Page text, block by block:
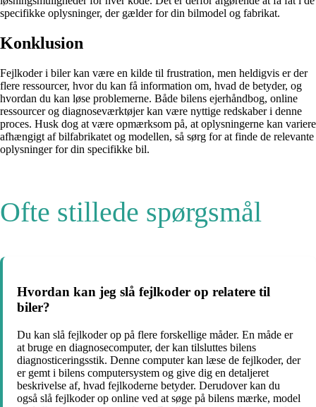
specifikke oplysninger, der gælder for din bilmodel og fabrikat.
Konklusion
Fejlkoder i biler kan være en kilde til frustration, men heldigvis er der
flere ressourcer, hvor du kan få information om, hvad de betyder, og
hvordan du kan løse problemerne. Både bilens ejerhåndbog, online
ressourcer og diagnoseværktøjer kan være nyttige redskaber i denne
proces. Husk dog at være opmærksom på, at oplysningerne kan variere
afhængigt af bilfabrikatet og modellen, så sørg for at finde de relevante
oplysninger for din specifikke bil.
Ofte stillede spørgsmål
Hvordan kan jeg slå fejlkoder op relatere til
biler?
Du kan slå fejlkoder op på flere forskellige måder. En måde er
at bruge en diagnosecomputer, der kan tilsluttes bilens
diagnosticeringsstik. Denne computer kan læse de fejlkoder, der
er gemt i bilens computersystem og give dig en detaljeret
beskrivelse af, hvad fejlkoderne betyder. Derudover kan du
også slå fejlkoder op online ved at søge på bilens mærke, model